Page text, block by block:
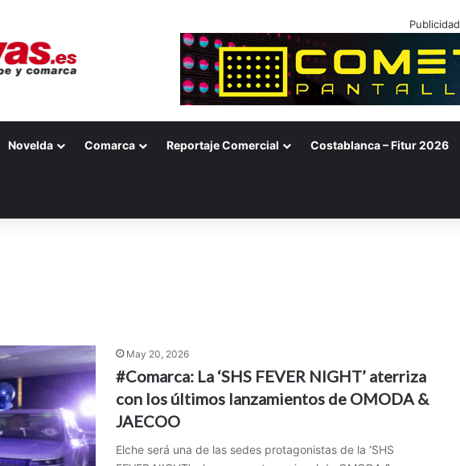
Publicidad
Novelda Comarca Reportaje Comercial Costablanca – Fitur 2026
May 20, 2026
#Comarca: La ‘SHS FEVER NIGHT’ aterriza
con los últimos lanzamientos de OMODA &
JAECOO
Elche será una de las sedes protagonistas de la ‘SHS